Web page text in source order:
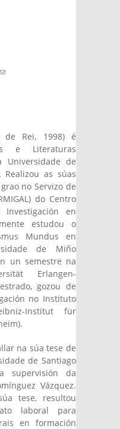
(link sends e-mail)
de Rei, 1998) é
e Literaturas
Universidade de
Realizou as súas
no Servizo de
do Centro
en
estudou o
Mundus en
de Miño
un semestre na
Erlangen-
gozou de
no Instituto
Institut für
na súa tese de
de Santiago
supervisión da
Vázquez.
tese, resultou
laboral para
en formación